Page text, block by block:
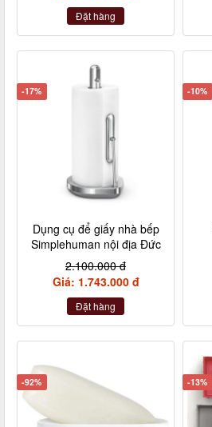
Đặt hàng
-17%
Dụng cụ để giấy nhà bếp
Simplehuman nội địa Đức
2.100.000 đ
Giá: 1.743.000 đ
Đặt hàng
-10%
-92% -13%